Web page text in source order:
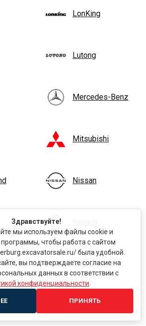
LonKing
Lutong
Mercedes-Benz
Mitsubishi
Nissan
Sany
SDLG
Здравствуйте!
мы используем файлы cookie и
чтобы работа с сайтом
была удобной.
вы подтверждаете согласие на
данных в соответствии с
конфиденциальности
ПРИНЯТЬ